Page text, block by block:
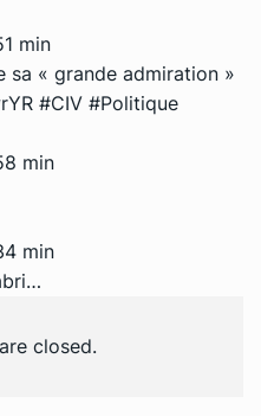
min
sa « grande admiration »
#CIV #Politique
min
min
closed.